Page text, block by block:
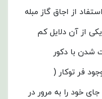
از اجاق گاز مبله
از آن دلایل کم
با دکور
فر توکار (
خود را به مرور در